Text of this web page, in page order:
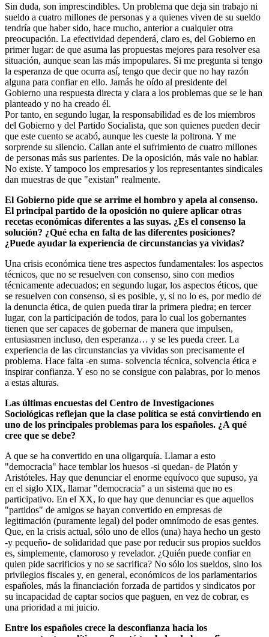
Sin duda, son imprescindibles. Un problema que deja sin trabajo ni
sueldo a cuatro millones de personas y a quienes viven de su sueldo
tendría que haber sido, hace mucho, anterior a cualquier otra
preocupación. La efectividad dependerá, claro es, del Gobierno en
primer lugar: de que asuma las propuestas mejores para resolver esa
situación, aunque sean las más impopulares. Si me pregunta si tengo
la esperanza de que ocurra así, tengo que decir que no hay razón
alguna para confiar en ello. Jamás he oído al presidente del
Gobierno una respuesta directa y clara a los problemas que se le han
planteado y no ha creado él.
Por tanto, en segundo lugar, la responsabilidad es de los miembros
del Gobierno y del Partido Socialista, que son quienes pueden decir
que este cuento se acabó, aunque les cueste la poltrona. Y me
sorprende su silencio. Callan ante el sufrimiento de cuatro millones
de personas más sus parientes. De la oposición, más vale no hablar.
No existe. Y tampoco los empresarios y los representantes sindicales
dan muestras de que "existan" realmente.
El Gobierno pide que se arrime el hombro y apela al consenso.
El principal partido de la oposición no quiere aplicar otras
recetas económicas diferentes a las suyas. ¿Es el consenso la
solución? ¿Qué echa en falta de las diferentes posiciones?
¿Puede ayudar la experiencia de circunstancias ya vividas?
Una crisis económica tiene tres aspectos fundamentales: los aspectos
técnicos, que no se resuelven con consenso, sino con medios
técnicamente adecuados; en segundo lugar, los aspectos éticos, que
se resuelven con consenso, si es posible, y, si no lo es, por medio de
la denuncia ética, de quien pueda tirar la primera piedra; en tercer
lugar, con la participación de todos, para lo cual los gobernantes
tienen que ser capaces de gobernar de manera que impulsen,
entusiasmen incluso, den esperanza… y se les pueda creer. La
experiencia de las circunstancias ya vividas son precisamente el
problema. Hace falta -en suma- solvencia técnica, solvencia ética e
inspirar confianza. Y eso no se consigue con palabras, por lo menos
a estas alturas.
Las últimas encuestas del Centro de Investigaciones
Sociológicas reflejan que la clase política se está convirtiendo en
uno de los principales problemas para los españoles. ¿A qué
cree que se debe?
A que se ha convertido en una oligarquía. Llamar a esto
"democracia" hace temblar los huesos -si quedan- de Platón y
Aristóteles. Hay que denunciar el enorme equívoco que supuso, ya
en el siglo XIX, llamar "democracia" a un sistema que no es
participativo. En el XX, lo que hay que denunciar es que aquellos
"partidos" de amigos se hayan convertido en empresas de
legitimación (puramente legal) del poder omnímodo de esas gentes.
Que, en la crisis actual, sólo uno de ellos (una) haya hecho un gesto
-y pequeño- de solidaridad que pase por reducir sus propios sueldos
es, simplemente, clamoroso y revelador. ¿Quién puede confiar en
quien pide sacrificios y no se sacrifica? No sólo los sueldos, sino los
privilegios fiscales y, en general, económicos de los parlamentarios
españoles, más la financiación forzada de partidos y sindicatos por
su incapacidad de captar socios que paguen, en vez de cobrar, es
una prioridad a mi juicio.
Entre los españoles crece la desconfianza hacia los